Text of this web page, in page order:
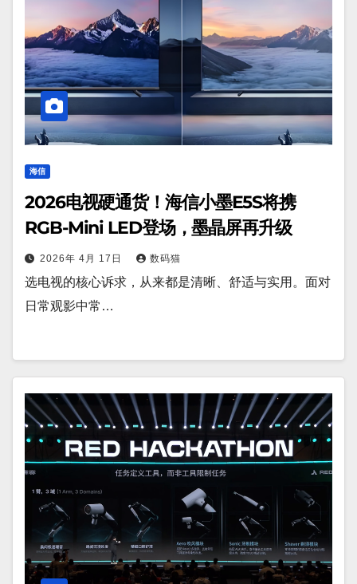
海信
2026电视硬通货！海信小墨E5S将携
RGB-Mini LED登场，墨晶屏再升级
2026年 4月 17日 数码猫
选电视的核心诉求，从来都是清晰、舒适与实用。面对
日常观影中常…